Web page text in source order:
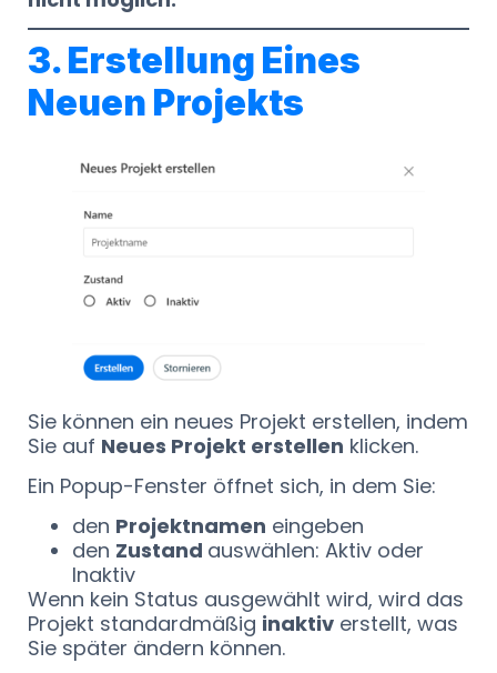
3. Erstellung Eines
Neuen Projekts
Sie können ein neues Projekt erstellen, indem
Sie auf Neues Projekt erstellen klicken.
Ein Popup-Fenster öffnet sich, in dem Sie:
den Projektnamen eingeben
den Zustand auswählen: Aktiv oder
Inaktiv
Wenn kein Status ausgewählt wird, wird das
Projekt standardmäßig inaktiv erstellt, was
Sie später ändern können.